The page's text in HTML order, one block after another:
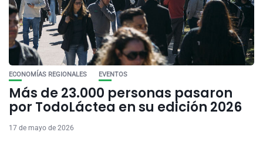
ECONOMÍAS REGIONALES EVENTOS
Más de 23.000 personas pasaron
por TodoLáctea en su edición 2026
17 de mayo de 2026